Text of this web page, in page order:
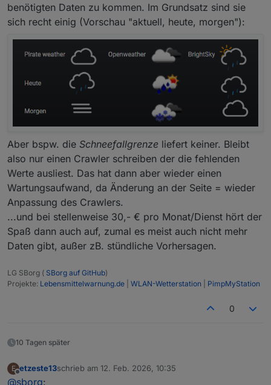
benötigten Daten zu kommen. Im Grundsatz sind sie
sich recht einig (Vorschau "aktuell, heute, morgen"):
Aber bspw. die Schneefallgrenze liefert keiner. Bleibt
also nur einen Crawler schreiben der die fehlenden
Werte ausliest. Das hat dann aber wieder einen
Wartungsaufwand, da Änderung an der Seite = wieder
Anpassung des Crawlers.
...und bei stellenweise 30,- € pro Monat/Dienst hört der
Spaß dann auch auf, zumal es meist auch nicht mehr
Daten gibt, außer zB. stündliche Vorhersagen.
LG SBorg ( SBorg auf GitHub)
Projekte: Lebensmittelwarnung.de WLAN-Wetterstation PimpMyStation
0
10 Tagen später
E
Offline
etzeste13schrieb am 12. Feb. 2026, 10:35
zuletzt editiert von
@sborg: